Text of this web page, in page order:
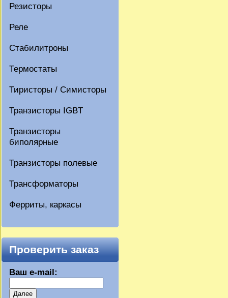
Резисторы
Реле
Стабилитроны
Термостаты
Тиристоры / Симисторы
Транзисторы IGBT
Транзисторы
биполярные
Транзисторы полевые
Трансформаторы
Ферриты, каркасы
Проверить заказ
Ваш e-mail:
Далее